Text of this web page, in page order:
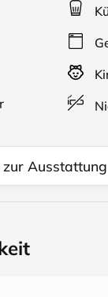
- nur etwa 10
- macht das
für
legt Wert auf
vermittelt
Heimat für
zur